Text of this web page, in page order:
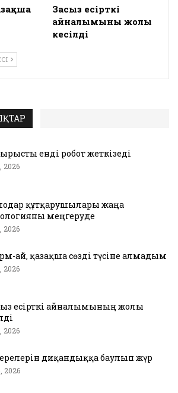
Заңсыз есірткі
айналымының жолы
кесілді
енді робот жеткізеді
2026
құтқарушылары жаңа
меңгеруде
2026
ай, қазақша сөзді түсіне алмадым
2026
есірткі айналымының жолы
2026
диқандыққа баулып жүр
2026